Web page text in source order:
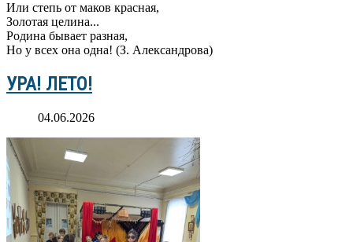
Или степь от маков красная,
Золотая целина...
Родина бывает разная,
Но у всех она одна! (З. Александрова)
УРА! ЛЕТО!
04.06.2026